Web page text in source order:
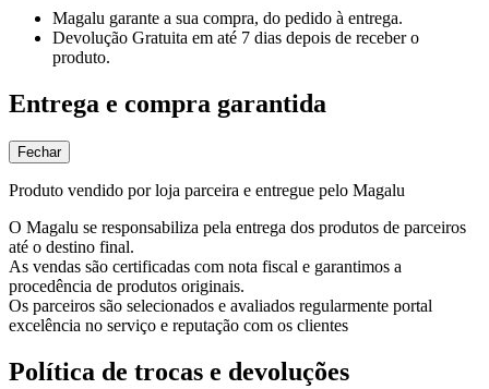
Magalu garante a sua compra, do pedido à entrega.
Devolução Gratuita em até 7 dias depois de receber o
produto.
Entrega e compra garantida
Fechar
Produto vendido por loja parceira e entregue pelo Magalu
O Magalu se responsabiliza pela entrega dos produtos de parceiros
até o destino final.
As vendas são certificadas com nota fiscal e garantimos a
procedência de produtos originais.
Os parceiros são selecionados e avaliados regularmente portal
excelência no serviço e reputação com os clientes
Política de trocas e devoluções